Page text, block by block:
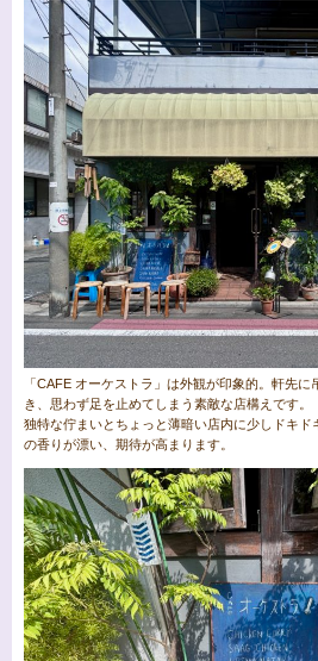
「CAFE オーケストラ」は外観が印象的。軒先
き、思わず足を止めてしまう素敵な店構えです。
独特な佇まいとちょっと薄暗い店内に少しドキド
の香りが漂い、期待が高まります。